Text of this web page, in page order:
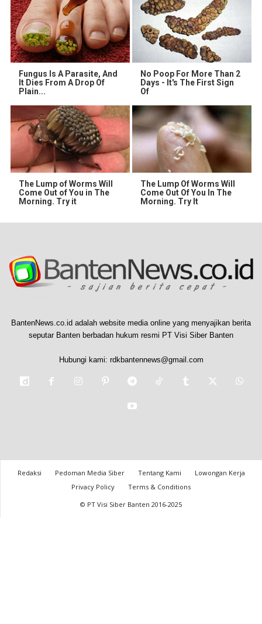
Fungus Is A Parasite, And
It Dies From A Drop Of
Plain...
No Poop For More Than 2
Days - It's The First Sign
Of
The Lump of Worms Will
Come Out of You in The
Morning. Try it
The Lump Of Worms Will
Come Out Of You In The
Morning. Try It
BantenNews.co.id adalah website media online yang menyajikan berita
seputar Banten berbadan hukum resmi PT Visi Siber Banten
Hubungi kami: rdkbantennews@gmail.com
Redaksi Pedoman Media Siber Tentang Kami
Lowongan Kerja
Privacy Policy
Terms & Conditions
© PT Visi Siber Banten 2016-2025